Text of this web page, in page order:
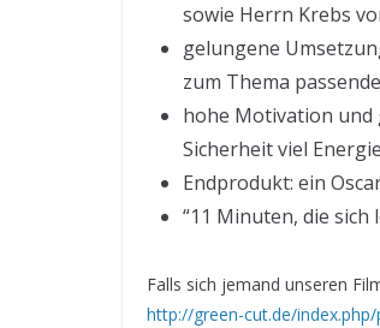
sowie Herrn Krebs
gelungene
zum Thema
hohe Motivation und
Sicherheit viel
Endprodukt: ein
“11 Minuten, die sich
Falls sich jemand unseren
http://green-cut.de/